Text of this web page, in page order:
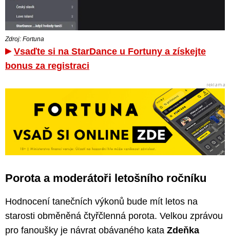
Zdroj: Fortuna
Vsaďte si na StarDance u Fortuny a získejte
bonus za registraci
Porota a moderátoři letošního ročníku
Hodnocení tanečních výkonů bude mít letos na
starosti obměněná čtyřčlenná porota. Velkou zprávou
pro fanoušky je návrat obávaného kata Zdeňka